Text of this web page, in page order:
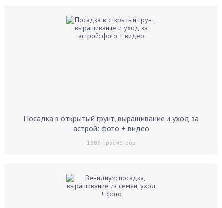
Посадка в открытый грунт, выращивание и уход за
астрой: фото + видео
1886 просмотров